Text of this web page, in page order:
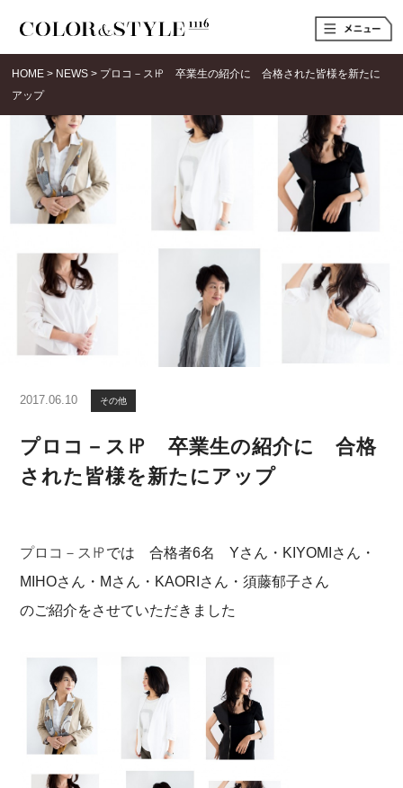
t
o
l
i
a
t
HOME > NEWS > プロコ－ス㏋ 卒業生の紹介に 合格された皆様を新たに
アップ
2017.06.10 その他
プロコ－ス㏋ 卒業生の紹介に 合格
された皆様を新たにアップ
プロコ－ス㏋では 合格者6名 Yさん・KIYOMIさん・
MIHOさん・Mさん・KAORIさん・須藤郁子さん
のご紹介をさせていただきました